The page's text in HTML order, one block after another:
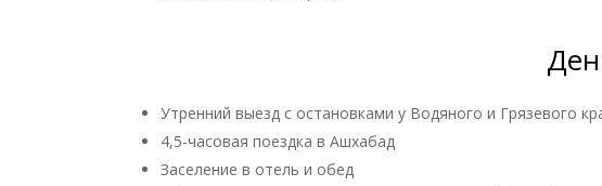
Утренний выезд с остановками у Водяного и Грязевого
4,5-часовая поездка в Ашхабад
Заселение в отель и обед